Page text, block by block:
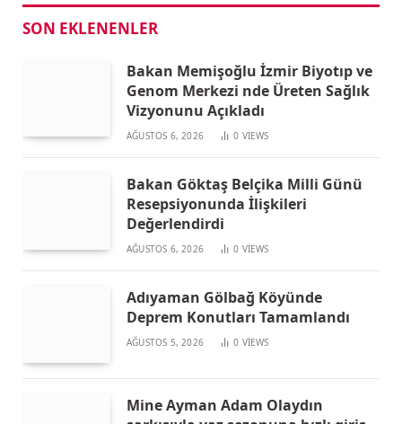
SON EKLENENLER
Bakan Memişoğlu İzmir Biyotıp ve
Genom Merkezi nde Üreten Sağlık
Vizyonunu Açıkladı
AĞUSTOS 6, 2026 0 VIEWS
Bakan Göktaş Belçika Milli Günü
Resepsiyonunda İlişkileri
Değerlendirdi
AĞUSTOS 6, 2026 0 VIEWS
Adıyaman Gölbağ Köyünde
Deprem Konutları Tamamlandı
AĞUSTOS 5, 2026 0 VIEWS
Mine Ayman Adam Olaydın